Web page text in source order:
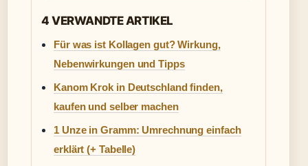
4 VERWANDTE ARTIKEL
Für was ist Kollagen gut? Wirkung,
Nebenwirkungen und Tipps
Kanom Krok in Deutschland finden,
kaufen und selber machen
1 Unze in Gramm: Umrechnung einfach
erklärt (+ Tabelle)